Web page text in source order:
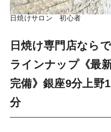
日焼けサロン 初心者
日焼け専門店なら
ラインナップ《最
完備》銀座9分上野
分